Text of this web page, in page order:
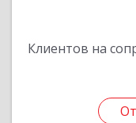
Клиентов на